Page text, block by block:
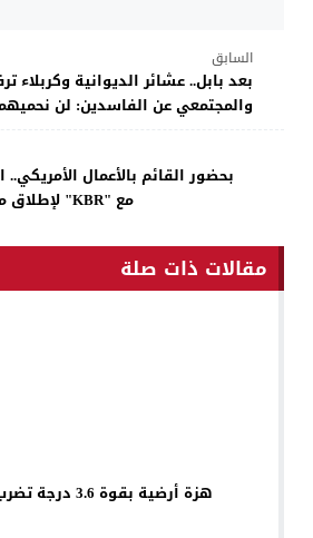
السابق
بعد بابل.. عشائر الديوانية وكربلاء
والمجتمعي عن الفاسدين: لن
بحضور القائم بالأعمال
مع "KBR" لإطلاق مشاريع استراتيجية
مقالات ذات صلة
هزة أرضية بقوة 3.6 درجة تضرب غربي نينوى